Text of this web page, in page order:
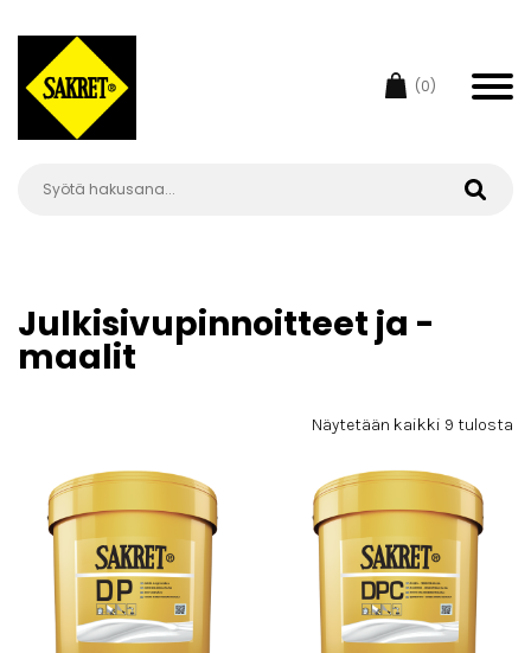
(0)
Julkisivupinnoitteet ja -
maalit
Näytetään kaikki 9 tulosta